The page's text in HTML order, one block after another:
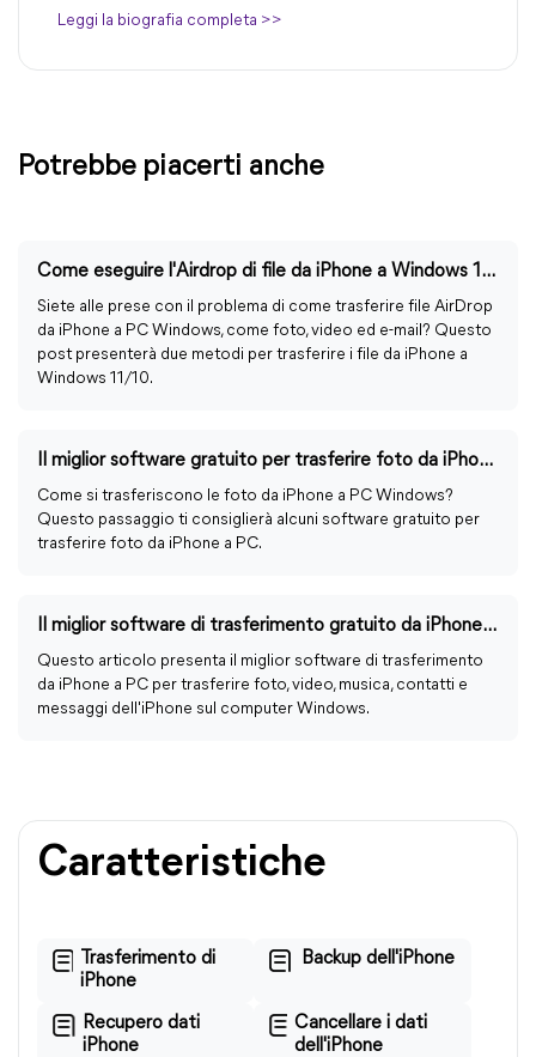
Leggi la biografia completa >>
Potrebbe piacerti anche
Come eseguire l'Airdrop di file da iPhone a Windows 11/10 con facilità
Siete alle prese con il problema di come trasferire file AirDrop
da iPhone a PC Windows, come foto, video ed e-mail? Questo
post presenterà due metodi per trasferire i file da iPhone a
Windows 11/10.
Il miglior software gratuito per trasferire foto da iPhone a PC
Come si trasferiscono le foto da iPhone a PC Windows?
Questo passaggio ti consiglierà alcuni software gratuito per
trasferire foto da iPhone a PC.
Il miglior software di trasferimento gratuito da iPhone a PC
Questo articolo presenta il miglior software di trasferimento
da iPhone a PC per trasferire foto, video, musica, contatti e
messaggi dell'iPhone sul computer Windows.
Caratteristiche
Trasferimento di
iPhone
Backup dell'iPhone
Recupero dati
iPhone
Cancellare i dati
dell'iPhone